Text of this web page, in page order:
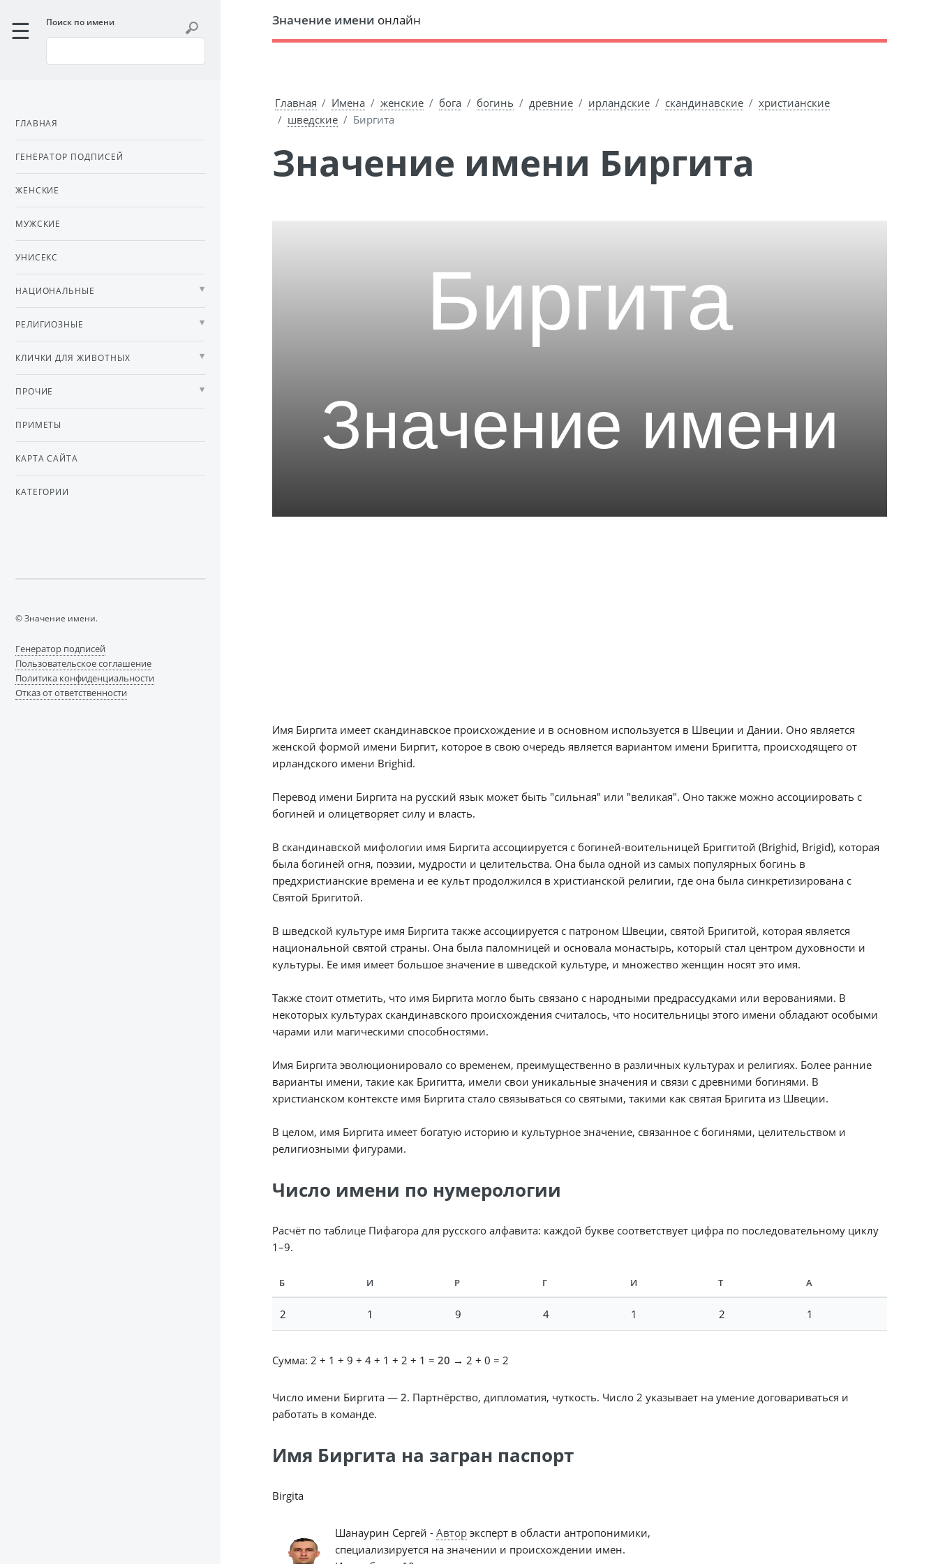
Значение имени онлайн
Главная Имена женские бога богинь древние ирландские скандинавские
христианские
шведские
Биргита
Значение имени Биргита
Имя Биргита имеет скандинавское происхождение и в основном используется в Швеции и Дании. Оно является
женской формой имени Биргит, которое в свою очередь является вариантом имени Бригитта, происходящего от
ирландского имени Brighid.
Перевод имени Биргита на русский язык может быть "сильная" или "великая". Оно также можно ассоциировать с
богиней и олицетворяет силу и власть.
В скандинавской мифологии имя Биргита ассоциируется с богиней-воительницей Бриггитой (Brighid, Brigid), которая
была богиней огня, поэзии, мудрости и целительства. Она была одной из самых популярных богинь в
предхристианские времена и ее культ продолжился в христианской религии, где она была синкретизирована с
Святой Бригитой.
В шведской культуре имя Биргита также ассоциируется с патроном Швеции, святой Бригитой, которая является
национальной святой страны. Она была паломницей и основала монастырь, который стал центром духовности и
культуры. Ее имя имеет большое значение в шведской культуре, и множество женщин носят это имя.
Также стоит отметить, что имя Биргита могло быть связано с народными предрассудками или верованиями. В
некоторых культурах скандинавского происхождения считалось, что носительницы этого имени обладают особыми
чарами или магическими способностями.
Имя Биргита эволюционировало со временем, преимущественно в различных культурах и религиях. Более ранние
варианты имени, такие как Бригитта, имели свои уникальные значения и связи с древними богинями. В
христианском контексте имя Биргита стало связываться со святыми, такими как святая Бригита из Швеции.
В целом, имя Биргита имеет богатую историю и культурное значение, связанное с богинями, целительством и
религиозными фигурами.
Число имени по нумерологии
Расчёт по таблице Пифагора для русского алфавита: каждой букве соответствует цифра по последовательному циклу
1–9.
Б И Р Г И Т А
2 1 9 4 1 2 1
Сумма: 2 + 1 + 9 + 4 + 1 + 2 + 1 = 20 → 2 + 0 = 2
Число имени Биргита — 2. Партнёрство, дипломатия, чуткость. Число 2 указывает на умение договариваться и
работать в команде.
Имя Биргита на загран паспорт
Birgita
Шанаурин Сергей - Авторэксперт в области антропонимики,
специализируется на значении и происхождении имен.
Поиск по имени
ГЛАВНАЯ
ГЕНЕРАТОР ПОДПИСЕЙ
ЖЕНСКИЕ
МУЖСКИЕ
УНИСЕКС
НАЦИОНАЛЬНЫЕ
РЕЛИГИОЗНЫЕ
КЛИЧКИ ДЛЯ ЖИВОТНЫХ
ПРОЧИЕ
ПРИМЕТЫ
КАРТА САЙТА
КАТЕГОРИИ
© Значение имени.
Генератор подписей
Пользовательское соглашение
Политика конфиденциальности
Отказ от ответственности